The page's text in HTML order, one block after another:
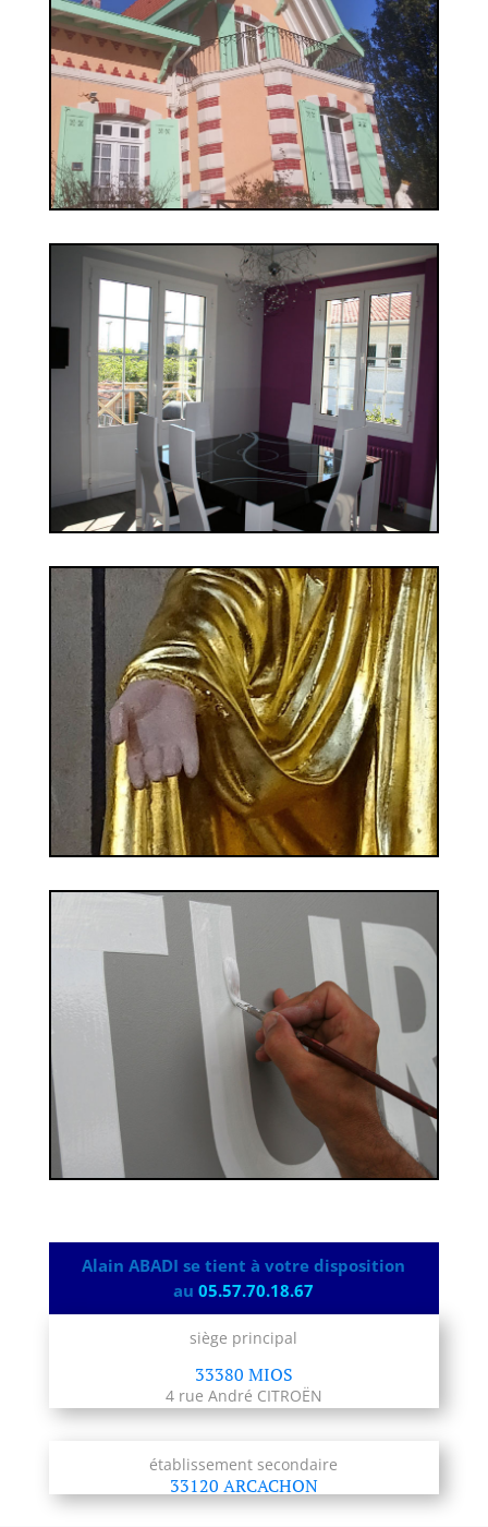
Alain ABADI se tient à votre disposition
au05.57.70.18.67
siège principal
33380 MIOS
4 rue André CITROËN
établissement secondaire
33120 ARCACHON